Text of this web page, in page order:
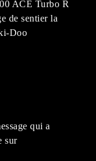
ACE Turbo R
de sentier la
Doo
qui a
sur